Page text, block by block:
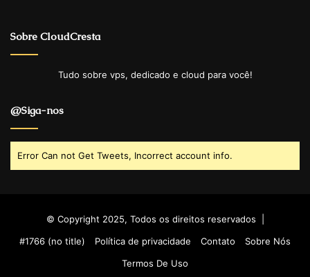
Sobre CloudCresta
Tudo sobre vps, dedicado e cloud para você!
@Siga-nos
Error Can not Get Tweets, Incorrect account info.
© Copyright 2025, Todos os direitos reservados |
#1766 (no title)
Política de privacidade Contato
Sobre Nós
Termos De Uso